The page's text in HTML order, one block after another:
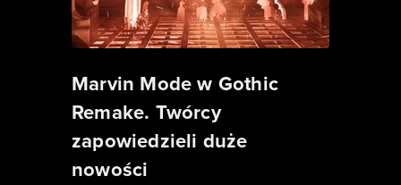
Marvin Mode w Gothic
Remake. Twórcy
zapowiedzieli duże
nowości